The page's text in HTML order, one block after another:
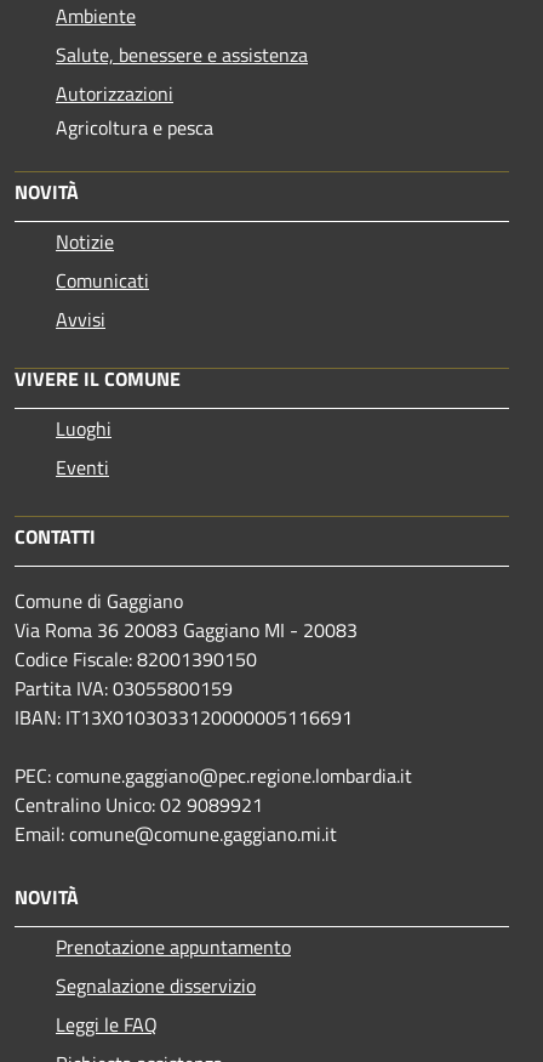
Ambiente
Salute, benessere e assistenza
Autorizzazioni
Agricoltura e pesca
NOVITÀ
Notizie
Comunicati
Avvisi
VIVERE IL COMUNE
Luoghi
Eventi
CONTATTI
Comune di Gaggiano
Via Roma 36 20083 Gaggiano MI - 20083
Codice Fiscale: 82001390150
Partita IVA: 03055800159
IBAN: IT13X0103033120000005116691
PEC: comune.gaggiano@pec.regione.lombardia.it
Centralino Unico: 02 9089921
Email: comune@comune.gaggiano.mi.it
NOVITÀ
Prenotazione appuntamento
Segnalazione disservizio
Leggi le FAQ